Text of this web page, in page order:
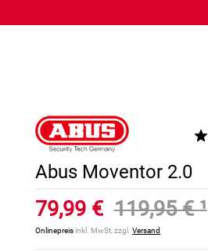
Abus Moventor 2.0
79,99 € 119,95 €¹
Onlinepreisinkl. MwSt, zzgl.Versand